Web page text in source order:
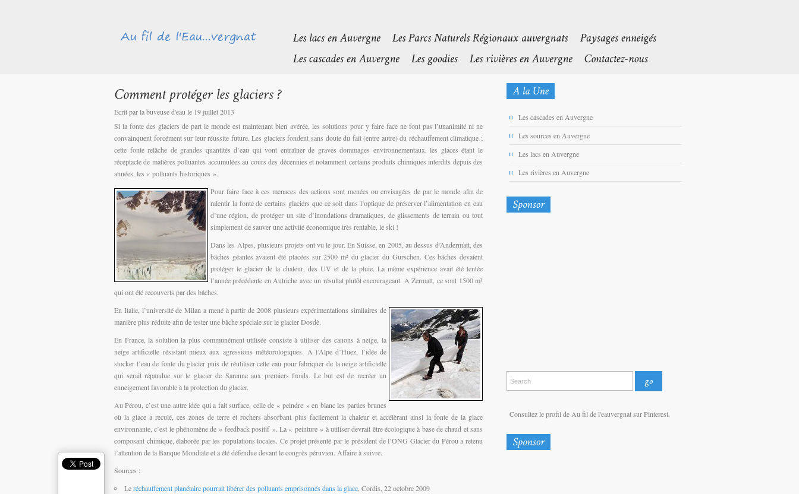
Ecrit par la buveuse d'eau le 19 juillet 2013
Si la fonte des glaciers de part le monde est maintenant bien avérée, les solutions pour y faire face ne font pas l’unanimité ni ne
convainquent forcément sur leur réussite future. Les glaciers fondent sans doute du fait (entre autre) du réchauffement climatique ;
cette fonte relâche de grandes quantités d’eau qui vont entraîner de graves dommages environnementaux, les glaces étant le
réceptacle de matières polluantes accumulées au cours des décennies et notamment certains produits chimiques interdits depuis des
années, les « polluants historiques ».
Pour faire face à ces menaces des actions sont menées ou envisagées de par le monde afin de
ralentir la fonte de certains glaciers que ce soit dans l’optique de préserver l’alimentation en eau
d’une région, de protéger un site d’inondations dramatiques, de glissements de terrain ou tout
simplement de sauver une activité économique très rentable, le ski !
Dans les Alpes, plusieurs projets ont vu le jour. En Suisse, en 2005, au dessus d’Andermatt, des
bâches géantes avaient été placées sur 2500 m² du glacier du Gurschen. Ces bâches devaient
protéger le glacier de la chaleur, des UV et de la pluie. La même expérience avait été tentée
l’année précédente en Autriche avec un résultat plutôt encourageant. A Zermatt, ce sont 1500 m²
qui ont été recouverts par des bâches.
En Italie, l’université de Milan a mené à partir de 2008 plusieurs expérimentations similaires de
manière plus réduite afin de tester une bâche spéciale sur le glacier Dosdè.
En France, la solution la plus communément utilisée consiste à utiliser des canons à neige, la
neige artificielle résistant mieux aux agressions météorologiques. A l’Alpe d’Huez, l’idée de
stocker l’eau de fonte du glacier puis de réutiliser cette eau pour fabriquer de la neige artificielle
qui serait répandue sur le glacier de Sarenne aux premiers froids. Le but est de recréer un
enneigement favorable à la protection du glacier.
Au Pérou, c’est une autre idée qui a fait surface, celle de « peindre » en blanc les parties brunes
où la glace a reculé, ces zones de terre et rochers absorbant plus facilement la chaleur et accélèrant ainsi la fonte de la glace
environnante, c’est le phénomène de « feedback positif ». La « peinture » à utiliser devrait être écologique à base de chaud et sans
composant chimique, élaborée par les populations locales. Ce projet présenté par le président de l’ONG Glacier du Pérou a retenu
l’attention de la Banque Mondiale et a été défendue devant le congrès péruvien. Affaire à suivre.
Sources :
Leréchauffement planétaire pourrait libérer des polluants emprisonnés dans la glace , Cordis, 22 octobre 2009
Les cascades en Auvergne
Les sources en Auvergne
Les lacs en Auvergne
Les rivières en Auvergne
Consultez le profil de Au fil de l'eauvergnat sur Pinterest.